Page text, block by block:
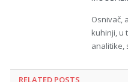
Osnivač,
kuhinji, u
analitike,
RELATED POSTS